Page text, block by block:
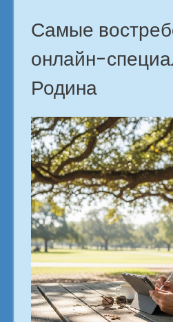
Самые
онлайн-
Родина